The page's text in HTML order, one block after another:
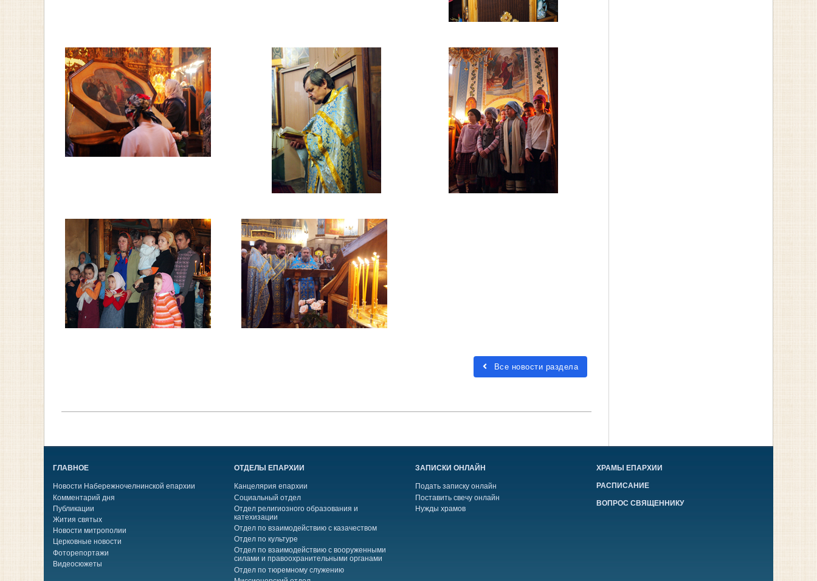
Все новости раздела
ГЛАВНОЕ
Новости Набережночелнинской епархии
Комментарий дня
Публикации
Жития святых
Новости митрополии
Церковные новости
Фоторепортажи
Видеосюжеты
ОТДЕЛЫ ЕПАРХИИ
Канцелярия епархии
Социальный отдел
Отдел религиозного образования и
катехизации
Отдел по взаимодействию с казачеством
Отдел по культуре
Отдел по взаимодействию с вооруженными
силами и правоохранительными органами
Отдел по тюремному служению
ЗАПИСКИ ОНЛАЙН
Подать записку онлайн
Поставить свечу онлайн
Нужды храмов
ХРАМЫ ЕПАРХИИ
РАСПИСАНИЕ
ВОПРОС СВЯЩЕННИКУ